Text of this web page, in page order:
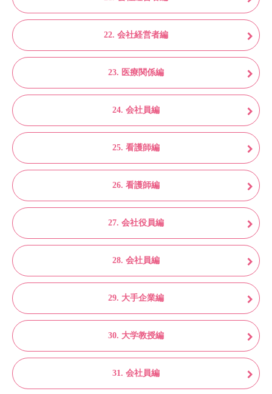
22. 会社経営者編
23. 医療関係編
24. 会社員編
25. 看護師編
26. 看護師編
27. 会社役員編
28. 会社員編
29. 大手企業編
30. 大学教授編
31. 会社員編